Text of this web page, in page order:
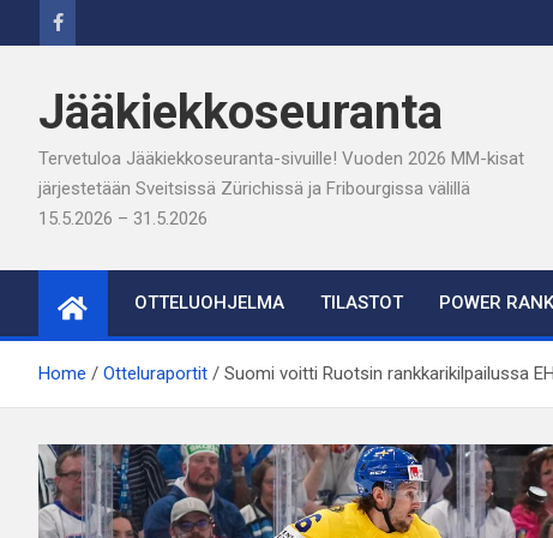
to
Jääkiekkoseuranta
Tervetuloa Jääkiekkoseuranta-sivuille! Vuoden 2026 MM-kisat
järjestetään Sveitsissä Zürichissä ja Fribourgissa välillä
15.5.2026 – 31.5.2026
OTTELUOHJELMA TILASTOT POWER
Home Otteluraportit Suomi voitti Ruotsin rankkarikilpailussa